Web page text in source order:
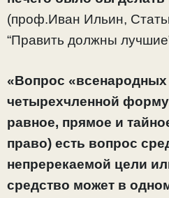
(проф.Иван Ильин,
“Править должны
«Вопрос
четырехчленной
равное, прямое и
право) есть вопрос
непререкаемой цели
средство может в